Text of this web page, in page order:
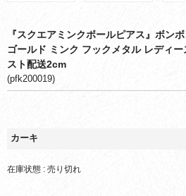
『スクエアミンクボールピアス』ボン
ゴールド ミンク フックメタル レディ
スト配送2cm
(pfk200019)
カーキ
在庫状態 : 売り切れ